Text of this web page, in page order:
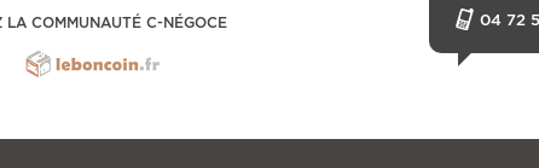
04 72
LA COMMUNAUTÉ C-NÉGOCE